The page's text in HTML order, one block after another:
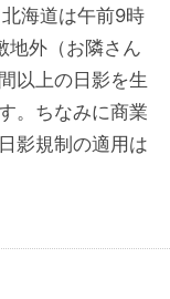
海道は午前9時
地外（お隣さん
以上の日影を生
。ちなみに商業
影規制の適用は